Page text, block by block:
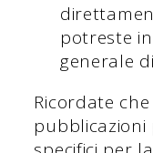
potreste
generale
Ricordate
pubblicazioni